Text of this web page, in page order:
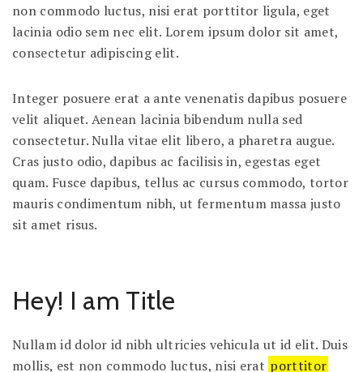
non commodo luctus, nisi erat porttitor ligula, eget
lacinia odio sem nec elit. Lorem ipsum dolor sit amet,
consectetur adipiscing elit.
Integer posuere erat a ante venenatis dapibus posuere
velit aliquet. Aenean lacinia bibendum nulla sed
consectetur. Nulla vitae elit libero, a pharetra augue.
Cras justo odio, dapibus ac facilisis in, egestas eget
quam. Fusce dapibus, tellus ac cursus commodo, tortor
mauris condimentum nibh, ut fermentum massa justo
sit amet risus.
Hey! I am Title
Nullam id dolor id nibh ultricies vehicula ut id elit. Duis
mollis, est non commodo luctus, nisi erat porttitor